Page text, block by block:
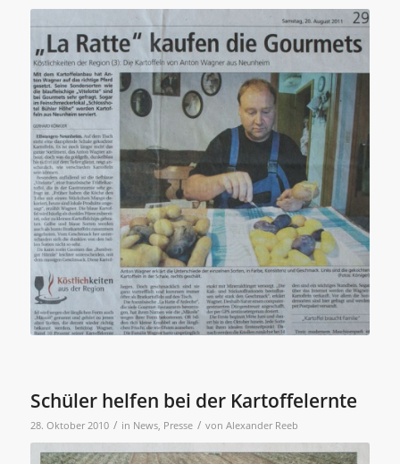
Schüler helfen bei der Kartoffelernte
28. Oktober 2010 / in News, Presse / von Alexander Reeb